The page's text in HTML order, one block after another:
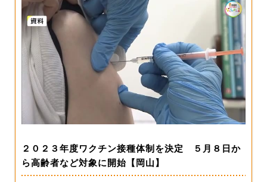
２０２３年度ワクチン接種体制を決定 ５月８日か
ら高齢者など対象に開始【岡山】